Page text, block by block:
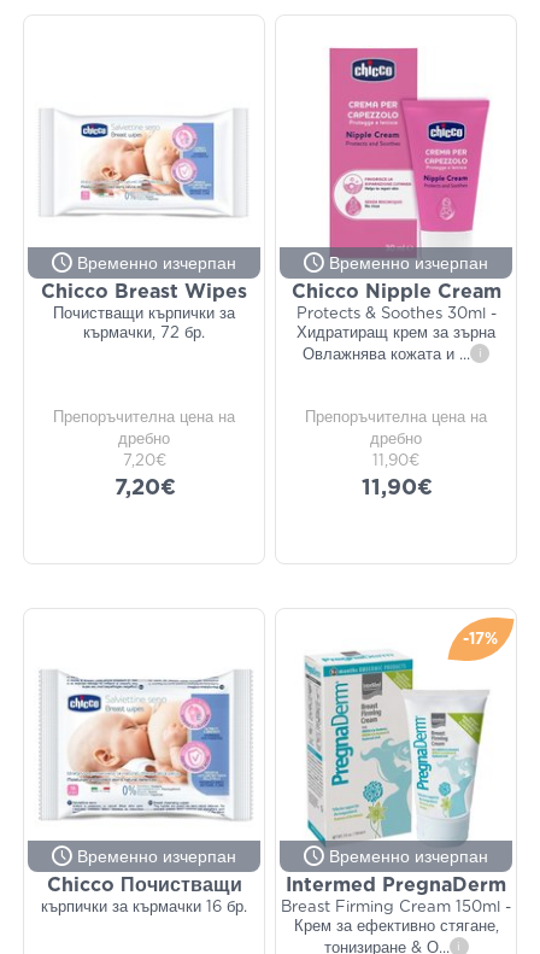
Временно изчерпан
Chicco Breast Wipes
Почистващи кърпички за
кърмачки, 72 бр.
Препоръчителна цена на
дребно
7,20€
7,20€
Временно изчерпан
Chicco Nipple Cream
Protects & Soothes 30ml -
Хидратиращ крем за зърна
Овлажнява кожата и ... i
Препоръчителна цена на
дребно
11,90€
11,90€
Временно изчерпан
Chicco Почистващи
кърпички за кърмачки 16 бр.
-17%
Временно изчерпан
Intermed PregnaDerm
Breast Firming Cream 150ml -
Крем за ефективно стягане,
тонизиране & О... i